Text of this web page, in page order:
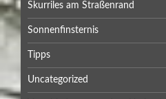
Skurriles am Straßenrand
Sonnenfinsternis
Tipps
Uncategorized